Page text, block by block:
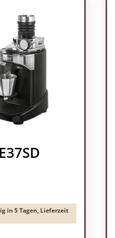
in 5 Tagen, Lieferzeit